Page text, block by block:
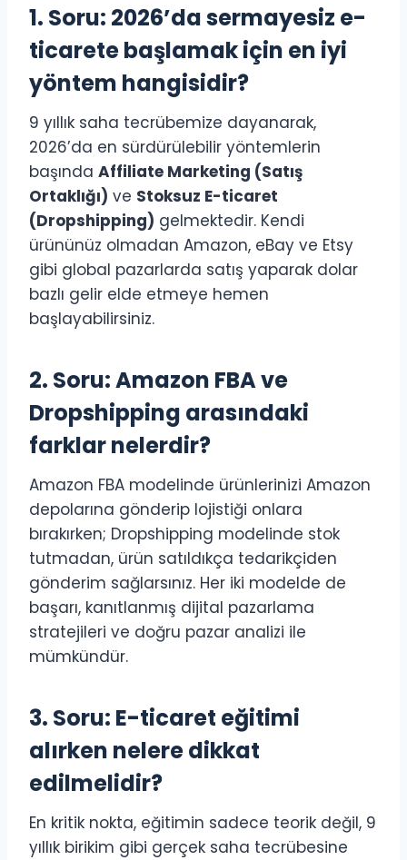
1. Soru: 2026’da sermayesiz e-
ticarete başlamak için en iyi
yöntem hangisidir?
9 yıllık saha tecrübemize dayanarak,
2026’da en sürdürülebilir yöntemlerin
başında Affiliate Marketing (Satış
Ortaklığı) ve Stoksuz E-ticaret
(Dropshipping) gelmektedir. Kendi
ürününüz olmadan Amazon, eBay ve Etsy
gibi global pazarlarda satış yaparak dolar
bazlı gelir elde etmeye hemen
başlayabilirsiniz.
2. Soru: Amazon FBA ve
Dropshipping arasındaki
farklar nelerdir?
Amazon FBA modelinde ürünlerinizi Amazon
depolarına gönderip lojistiği onlara
bırakırken; Dropshipping modelinde stok
tutmadan, ürün satıldıkça tedarikçiden
gönderim sağlarsınız. Her iki modelde de
başarı, kanıtlanmış dijital pazarlama
stratejileri ve doğru pazar analizi ile
mümkündür.
3. Soru: E-ticaret eğitimi
alırken nelere dikkat
edilmelidir?
En kritik nokta, eğitimin sadece teorik değil, 9
yıllık birikim gibi gerçek saha tecrübesine